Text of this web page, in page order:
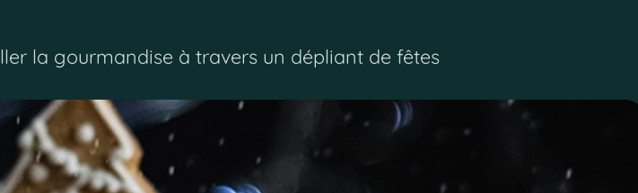
la gourmandise à travers un dépliant de fêtes